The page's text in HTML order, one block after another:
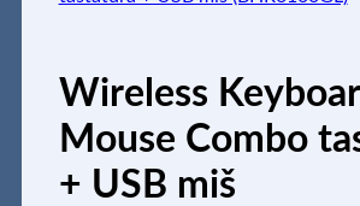
Wireless
Mouse Combo
+ USB miš